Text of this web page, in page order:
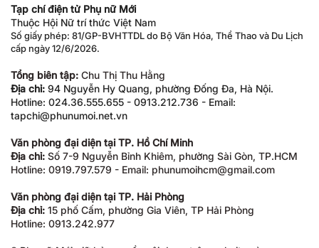
Tạp chí điện tử Phụ nữ Mới
Thuộc Hội Nữ trí thức Việt Nam
Số giấy phép: 81/GP-BVHTTDL do Bộ Văn Hóa, Thể Thao và Du Lịch
cấp ngày 12/6/2026.
Tổng biên tập: Chu Thị Thu Hằng
Địa chỉ: 94 Nguyễn Hy Quang, phường Đống Đa, Hà Nội.
Hotline: 024.36.555.655 - 0913.212.736 - Email:
tapchi@phunumoi.net.vn
Văn phòng đại diện tại TP. Hồ Chí Minh
Địa chỉ: Số 7-9 Nguyễn Bỉnh Khiêm, phường Sài Gòn, TP.HCM
Hotline: 0919.797.579 - Email: phunumoihcm@gmail.com
Văn phòng đại diện tại TP. Hải Phòng
Địa chỉ: 15 phố Cấm, phường Gia Viên, TP Hải Phòng
Hotline: 0913.242.977